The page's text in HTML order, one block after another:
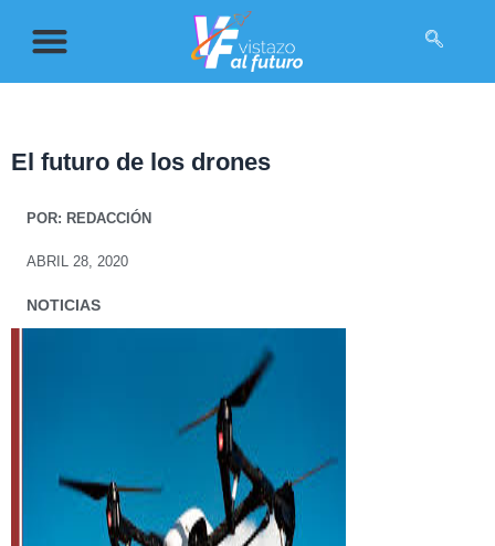
El futuro de los drones
POR: REDACCIÓN
ABRIL 28, 2020
NOTICIAS